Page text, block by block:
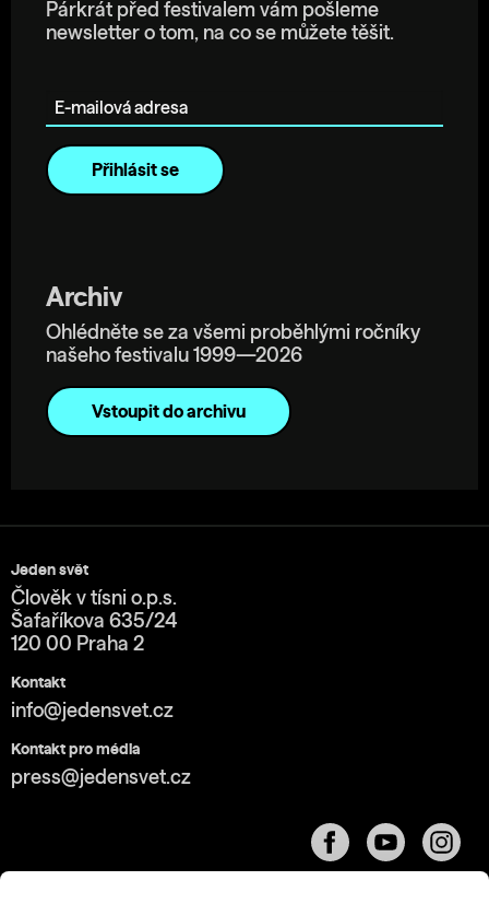
Párkrát před festivalem vám pošleme
newsletter o tom, na co se můžete těšit.
Archiv
Ohlédněte se za všemi proběhlými ročníky
našeho festivalu 1999—2026
Vstoupit do archivu
Jeden svět
Člověk v tísni o.p.s.
Šafaříkova 635/24
120 00 Praha 2
Kontakt
info@jedensvet.cz
Kontakt pro média
press@jedensvet.cz